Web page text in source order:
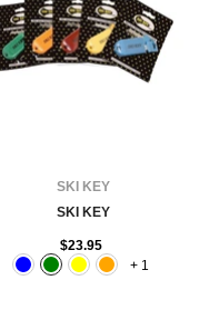
SKI KEY
SKI KEY
$23.95
+ 1